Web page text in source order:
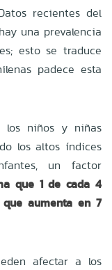
recientes del
una prevalencia
esto se traduce
padece esta
los niños y niñas
los altos índices
un factor
que 1 de cada 4
aumenta en 7
afectar a los